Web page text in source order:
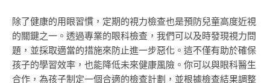
除了健康的用眼習慣，定期的視力檢查也是預防兒童高度近視
的關鍵之一。透過專業的眼科檢查，我們可以及時發現視力問
題，並採取適當的措施來防止進一步惡化。這不僅有助於確保
孩子的學習效率，也能降低未來健康風險。你可以與眼科醫生
合作，為孩子制定一個合適的檢查計劃，並根據檢查結果調整